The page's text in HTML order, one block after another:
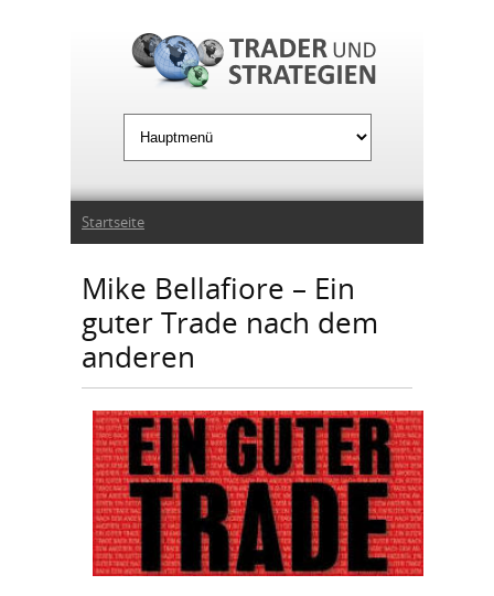
Sie sind hier
Startseite
Mike Bellafiore – Ein
guter Trade nach dem
anderen